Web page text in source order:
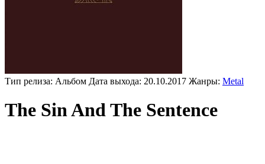
Тип релиза: Альбом Дата выхода: 20.10.2017 Жанры: Metal
The Sin And The Sentence